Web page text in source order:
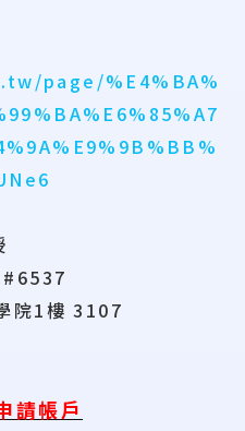
page/%E4%BA%
院1樓 3107
請帳戶